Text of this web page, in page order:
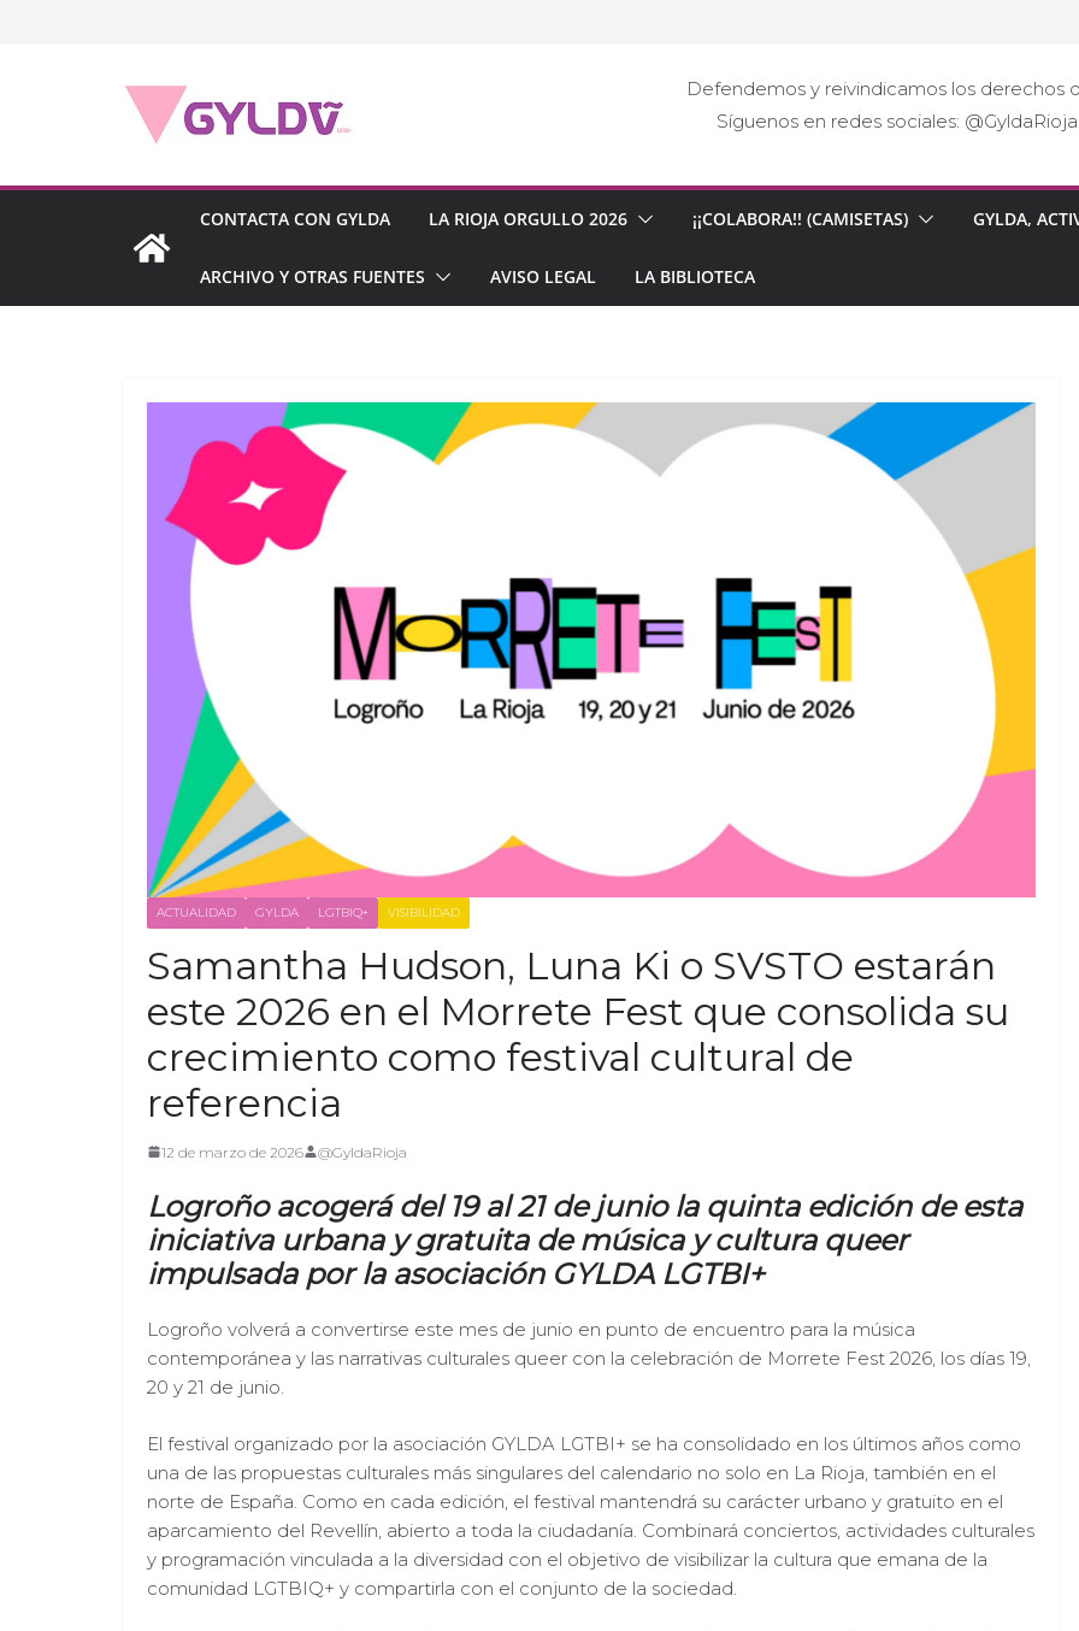
Defendemos y reivindicamos los derechos
Síguenos en redes sociales:
CONTACTA CON GYLDA LA RIOJA ORGULLO 2026 ¡¡COLABORA!! (CAMISETAS) GYLDA,
ARCHIVO Y OTRAS FUENTES AVISO LEGAL LA BIBLIOTECA
ACTUALIDAD GYLDA LGTBIQ+ VISIBILIDAD
Samantha Hudson, Luna Ki o SVSTO estarán
este 2026 en el Morrete Fest que consolida su
crecimiento como festival cultural de
referencia
12 de marzo de 2026 @GyldaRioja
Logroño acogerá del 19 al 21 de junio la quinta edición de esta
iniciativa urbana y gratuita de música y cultura queer
impulsada por la asociación GYLDA LGTBI+
Logroño volverá a convertirse este mes de junio en punto de encuentro para la música
contemporánea y las narrativas culturales queer con la celebración de Morrete Fest 2026, los días 19,
20 y 21 de junio.
El festival organizado por la asociación GYLDA LGTBI+ se ha consolidado en los últimos años como
una de las propuestas culturales más singulares del calendario no solo en La Rioja, también en el
norte de España. Como en cada edición, el festival mantendrá su carácter urbano y gratuito en el
aparcamiento del Revellín, abierto a toda la ciudadanía. Combinará conciertos, actividades culturales
y programación vinculada a la diversidad con el objetivo de visibilizar la cultura que emana de la
comunidad LGTBIQ+ y compartirla con el conjunto de la sociedad.